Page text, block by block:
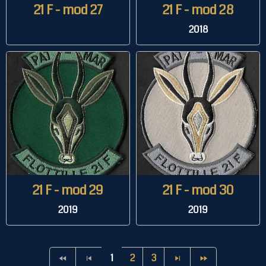
21 F - mod 27 21 F - mod 28
2018
21 F - mod 29
2019
21 F - mod 30
2019
1 2 3